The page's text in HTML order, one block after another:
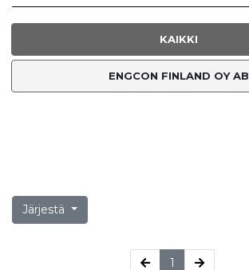
KAIKKI
ENGCON FINLAND OY AB
Järjestä
1 (current)